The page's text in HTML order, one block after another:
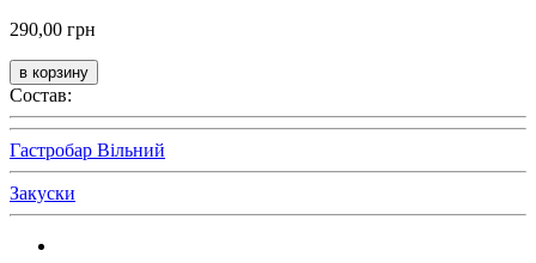
290,00 грн
Состав:
Гастробар Вільний
Закуски